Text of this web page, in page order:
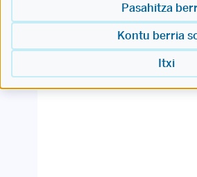
Pasahitza
Kontu berria
Itxi